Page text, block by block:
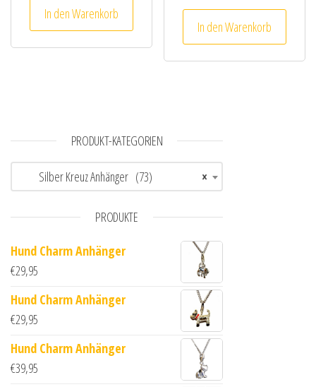
In den Warenkorb
In den Warenkorb
PRODUKT-KATEGORIEN
×
Silber Kreuz Anhänger (73)
PRODUKTE
Hund Charm Anhänger
€29,95
Hund Charm Anhänger
€29,95
Hund Charm Anhänger
€39,95